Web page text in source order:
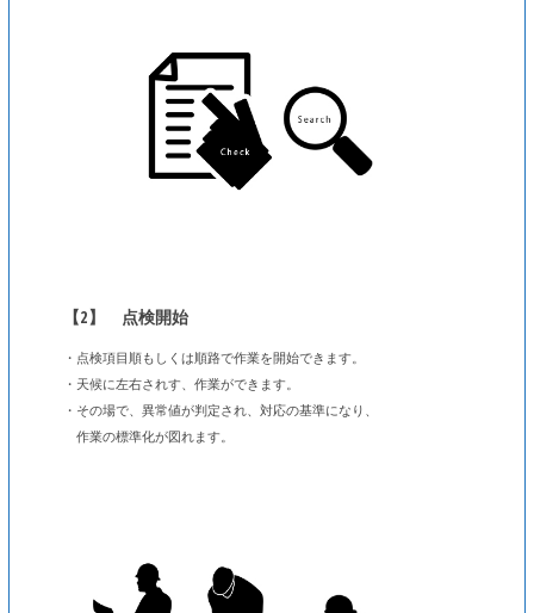
【2】 点検開始
・点検項目順もしくは順路で作業を開始できます。
・天候に左右されす、作業ができます。
・その場で、異常値が判定され、対応の基準になり、
作業の標準化が図れます。